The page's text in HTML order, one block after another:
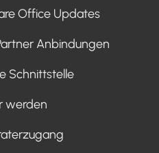
Office Updates
Anbindungen
Schnittstelle
werden